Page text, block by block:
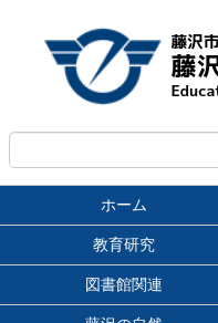
ホーム
教育研究
図書館関連